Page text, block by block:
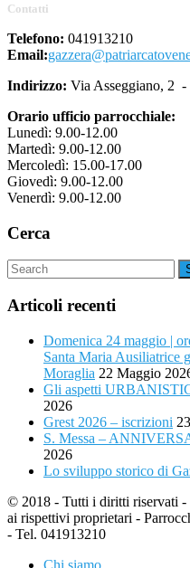
Contatti
Telefono: 041913210
Email:
Indirizzo: Via Asseggiano, 2
Orario ufficio parrocchiale:
Lunedì: 9.00-12.00
Martedì: 9.00-12.00
Mercoledì: 15.00-17.00
Giovedì: 9.00-12.00
Venerdì: 9.00-12.00
Cerca
Articoli recenti
Domenica 24 maggio |
Santa Maria Ausiliatrice
Moraglia 22 Maggio
Gli aspetti
2026
Grest 2026 – iscrizioni
S. Messa –
2026
Lo sviluppo storico di
© 2018 - Tutti i diritti riservati -
ai rispettivi proprietari -
- Tel. 041913210
Chi siamo